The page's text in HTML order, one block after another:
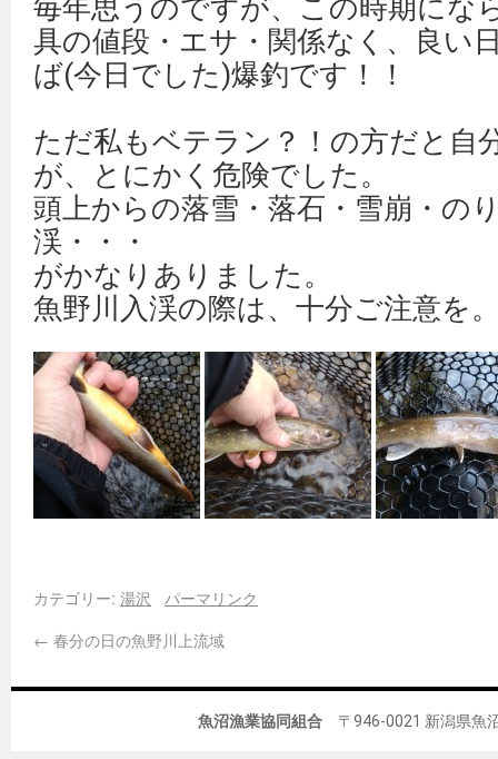
毎年思うのですが、この時期に
具の値段・エサ・関係なく、良い
ば(今日でした)爆釣です！！
ただ私もベテラン？！の方だと自
が、とにかく危険でした。
頭上からの落雪・落石・雪崩・の
渓・・・
がかなりありました。
魚野川入渓の際は、十分ご注意を
カテゴリー: 湯沢
パーマリンク
← 春分の日の魚野川上流域
魚沼漁業協同組合 〒946-0021 新潟県魚